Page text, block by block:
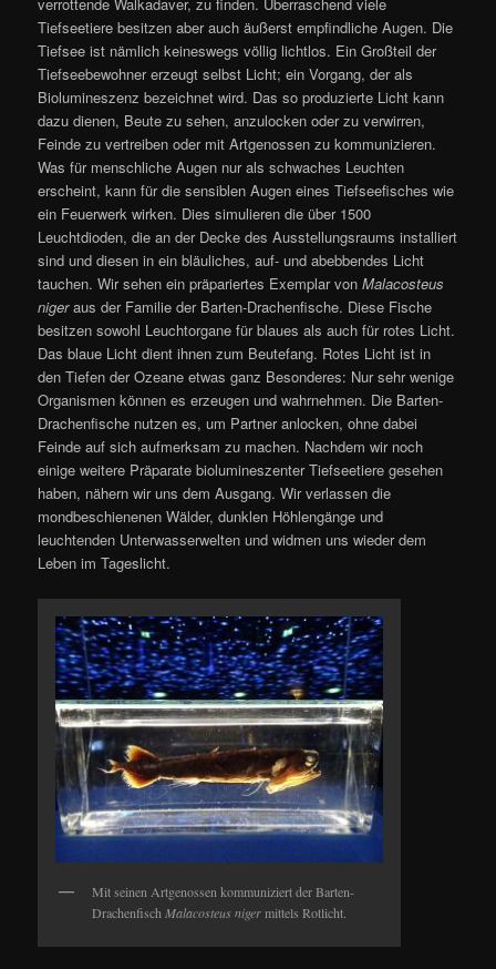
verrottende Walkadaver, zu finden. Überraschend viele
Tiefseetiere besitzen aber auch äußerst empfindliche Augen. Die
Tiefsee ist nämlich keineswegs völlig lichtlos. Ein Großteil der
Tiefseebewohner erzeugt selbst Licht; ein Vorgang, der als
Biolumineszenz bezeichnet wird. Das so produzierte Licht kann
dazu dienen, Beute zu sehen, anzulocken oder zu verwirren,
Feinde zu vertreiben oder mit Artgenossen zu kommunizieren.
Was für menschliche Augen nur als schwaches Leuchten
erscheint, kann für die sensiblen Augen eines Tiefseefisches wie
ein Feuerwerk wirken. Dies simulieren die über 1500
Leuchtdioden, die an der Decke des Ausstellungsraums installiert
sind und diesen in ein bläuliches, auf- und abebbendes Licht
tauchen. Wir sehen ein präpariertes Exemplar vonMalacosteus
nigeraus der Familie der Barten-Drachenfische. Diese Fische
besitzen sowohl Leuchtorgane für blaues als auch für rotes Licht.
Das blaue Licht dient ihnen zum Beutefang. Rotes Licht ist in
den Tiefen der Ozeane etwas ganz Besonderes: Nur sehr wenige
Organismen können es erzeugen und wahrnehmen. Die Barten-
Drachenfische nutzen es, um Partner anlocken, ohne dabei
Feinde auf sich aufmerksam zu machen. Nachdem wir noch
einige weitere Präparate biolumineszenter Tiefseetiere gesehen
haben, nähern wir uns dem Ausgang. Wir verlassen die
mondbeschienenen Wälder, dunklen Höhlengänge und
leuchtenden Unterwasserwelten und widmen uns wieder dem
Leben im Tageslicht.
Mit seinen Artgenossen kommuniziert der Barten-
Drachenfisch Malacosteus niger mittels Rotlicht.